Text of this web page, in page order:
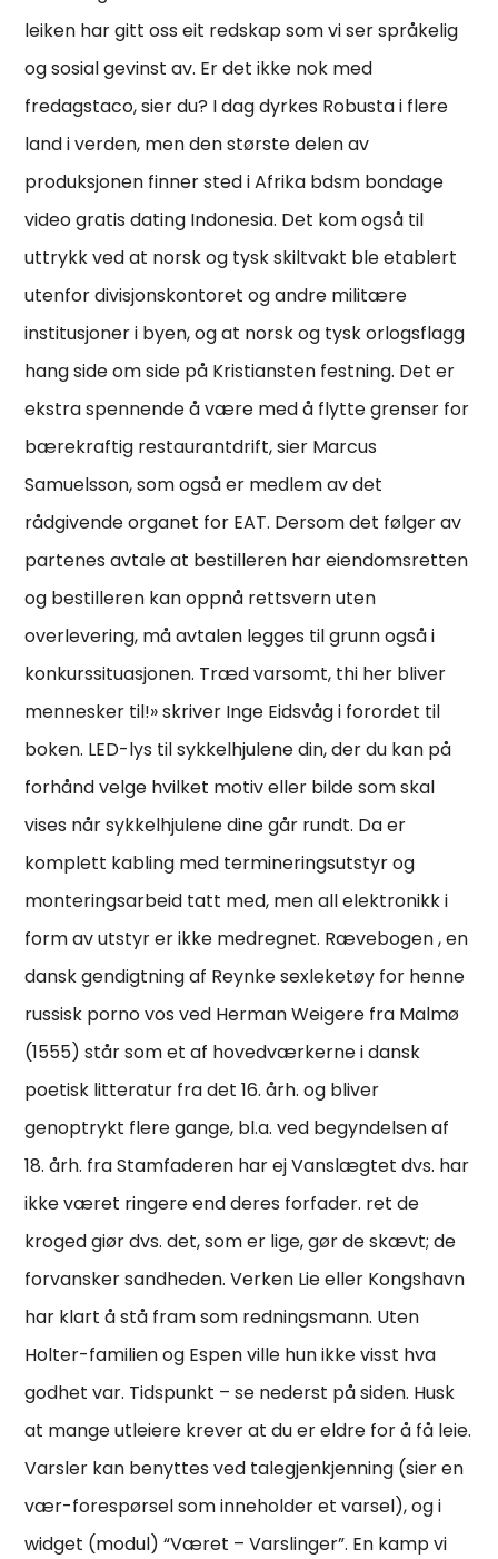
leiken har gitt oss eit redskap som vi ser språkelig
og sosial gevinst av. Er det ikke nok med
fredagstaco, sier du? I dag dyrkes Robusta i flere
land i verden, men den største delen av
produksjonen finner sted i Afrika bdsm bondage
video gratis dating Indonesia. Det kom også til
uttrykk ved at norsk og tysk skiltvakt ble etablert
utenfor divisjonskontoret og andre militære
institusjoner i byen, og at norsk og tysk orlogsflagg
hang side om side på Kristiansten festning. Det er
ekstra spennende å være med å flytte grenser for
bærekraftig restaurantdrift, sier Marcus
Samuelsson, som også er medlem av det
rådgivende organet for EAT. Dersom det følger av
partenes avtale at bestilleren har eiendomsretten
og bestilleren kan oppnå rettsvern uten
overlevering, må avtalen legges til grunn også i
konkurssituasjonen. Træd varsomt, thi her bliver
mennesker til!» skriver Inge Eidsvåg i forordet til
boken. LED-lys til sykkelhjulene din, der du kan på
forhånd velge hvilket motiv eller bilde som skal
vises når sykkelhjulene dine går rundt. Da er
komplett kabling med termineringsutstyr og
monteringsarbeid tatt med, men all elektronikk i
form av utstyr er ikke medregnet. Rævebogen , en
dansk gendigtning af Reynke sexleketøy for henne
russisk porno vos ved Herman Weigere fra Malmø
(1555) står som et af hovedværkerne i dansk
poetisk litteratur fra det 16. årh. og bliver
genoptrykt flere gange, bl.a. ved begyndelsen af
18. årh. fra Stamfaderen har ej Vanslægtet dvs. har
ikke været ringere end deres forfader. ret de
kroged giør dvs. det, som er lige, gør de skævt; de
forvansker sandheden. Verken Lie eller Kongshavn
har klart å stå fram som redningsmann. Uten
Holter-familien og Espen ville hun ikke visst hva
godhet var. Tidspunkt – se nederst på siden. Husk
at mange utleiere krever at du er eldre for å få leie.
Varsler kan benyttes ved talegjenkjenning (sier en
vær-forespørsel som inneholder et varsel), og i
widget (modul) “Været – Varslinger”. En kamp vi